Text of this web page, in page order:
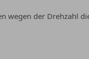
wegen der Drehzahl